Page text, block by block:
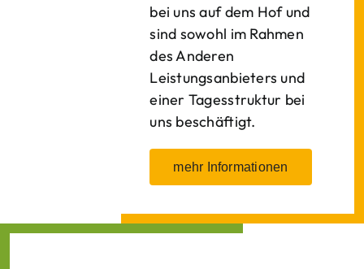
bei uns auf dem Hof und
sind sowohl im Rahmen
des Anderen
Leistungsanbieters und
einer Tagesstruktur bei
uns beschäftigt.
mehr Informationen